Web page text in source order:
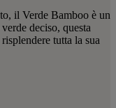
il Verde Bamboo è un
deciso, questa
tutta la sua